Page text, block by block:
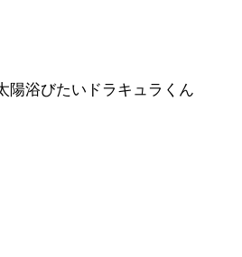
陽浴びたいドラキュラくん